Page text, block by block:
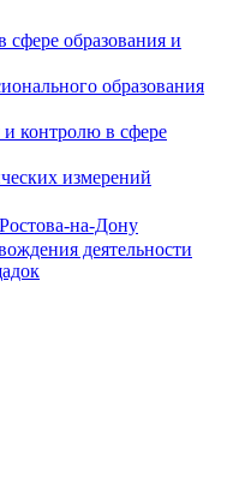
сфере образования и
образования
и контролю в сфере
измерений
на-Дону
деятельности